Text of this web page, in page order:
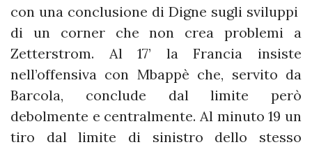
con una conclusione di Digne sugli sviluppi
di un corner che non crea problemi a
Zetterstrom. Al 17’ la Francia insiste
nell’offensiva con Mbappè che, servito da
Barcola, conclude dal limite però
debolmente e centralmente. Al minuto 19 un
tiro dal limite di sinistro dello stesso